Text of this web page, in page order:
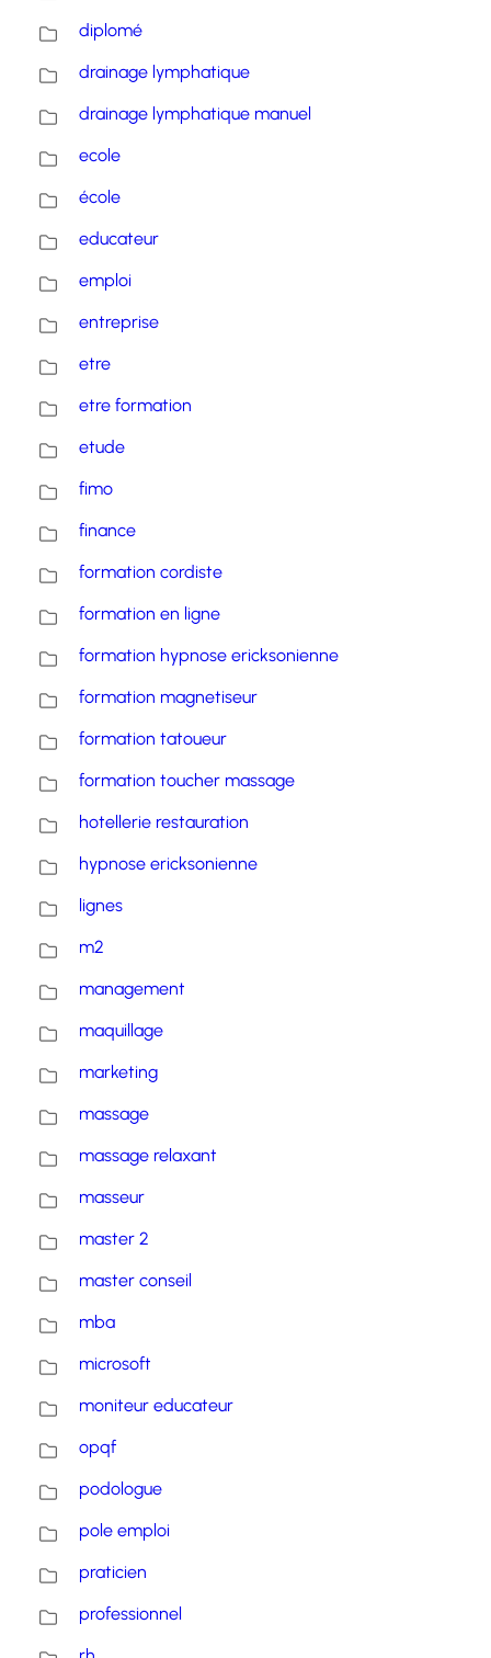
diplomé
drainage lymphatique
drainage lymphatique manuel
ecole
école
educateur
emploi
entreprise
etre
etre formation
etude
fimo
finance
formation cordiste
formation en ligne
formation hypnose ericksonienne
formation magnetiseur
formation tatoueur
formation toucher massage
hotellerie restauration
hypnose ericksonienne
lignes
m2
management
maquillage
marketing
massage
massage relaxant
masseur
master 2
master conseil
mba
microsoft
moniteur educateur
opqf
podologue
pole emploi
praticien
professionnel